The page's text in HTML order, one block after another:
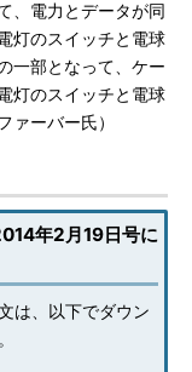
、電力とデータが同
灯のスイッチと電球
一部となって、ケー
灯のスイッチと電球
ァーバー氏）
年2月19日号に
は、以下でダウン